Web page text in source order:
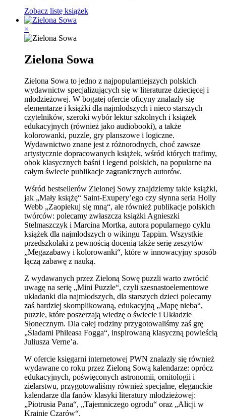
Zobacz listę książek
×
Zielona Sowa
Zielona Sowa to jedno z najpopularniejszych polskich
wydawnictw specjalizujących się w literaturze dziecięcej i
młodzieżowej. W bogatej ofercie oficyny znalazły się
elementarze i książki dla najmłodszych i nieco starszych
czytelników, szeroki wybór lektur szkolnych i książek
edukacyjnych (również jako audiobooki), a także
kolorowanki, puzzle, gry planszowe i logiczne.
Wydawnictwo znane jest z różnorodnych, choć zawsze
artystycznie dopracowanych książek, wśród których trafimy,
obok klasycznych baśni i legend polskich, na popularne na
całym świecie publikacje zagranicznych autorów.
Wśród bestsellerów Zielonej Sowy znajdziemy takie książki,
jak „Mały książę“ Saint-Exupery’ego czy słynna seria Holly
Webb „Zaopiekuj się mną“, ale również publikacje polskich
twórców: polecamy zwłaszcza książki Agnieszki
Stelmaszczyk i Marcina Mortka, autora popularnego cyklu
książek dla najmłodszych o wikingu Tappim. Wszystkie
przedszkolaki z pewnością docenią także serię zeszytów
„Megazabawy i kolorowanki“, które w innowacyjny sposób
łączą zabawę z nauką.
Z wydawanych przez Zieloną Sowę puzzli warto zwrócić
uwagę na serię „Mini Puzzle“, czyli szesnastoelementowe
układanki dla najmłodszych, dla starszych dzieci polecamy
zaś bardziej skomplikowaną, edukacyjną „Mapę nieba“,
puzzle, które poszerzają wiedzę o świecie i Układzie
Słonecznym. Dla całej rodziny przygotowaliśmy zaś grę
„Śladami Phileasa Fogga“, inspirowaną klasyczną powieścią
Juliusza Verne’a.
W ofercie księgarni internetowej PWN znalazły się również
wydawane co roku przez Zieloną Sową kalendarze: oprócz
edukacyjnych, poświęconych astronomii, ornitologii i
zielarstwu, przygotowaliśmy również specjalne, eleganckie
kalendarze dla fanów klasyki literatury młodzieżowej:
„Piotrusia Pana“, „Tajemniczego ogrodu“ oraz „Alicji w
Krainie Czarów“.